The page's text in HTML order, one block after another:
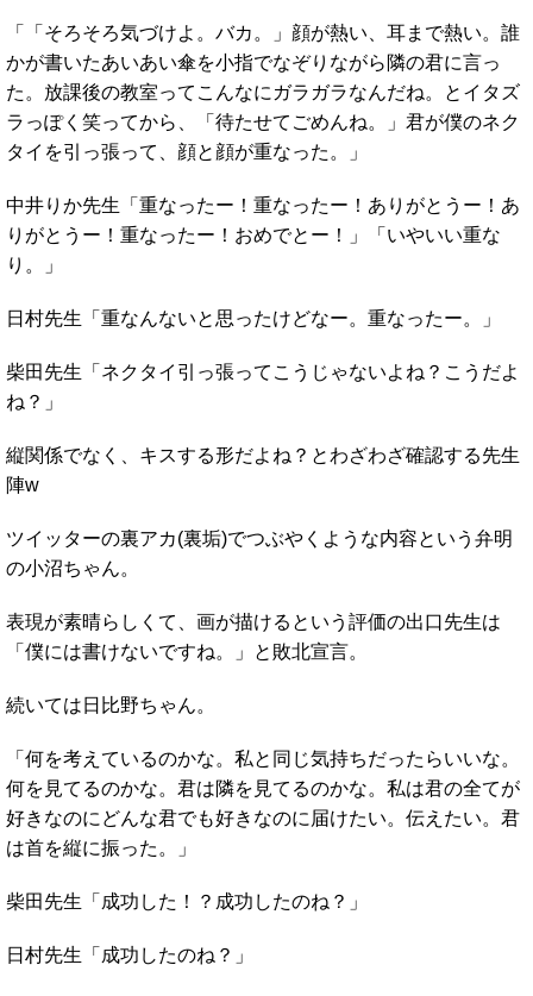
「「そろそろ気づけよ。バカ。」顔が熱い、耳まで熱い。誰
かが書いたあいあい傘を小指でなぞりながら隣の君に言っ
た。放課後の教室ってこんなにガラガラなんだね。とイタズ
ラっぽく笑ってから、「待たせてごめんね。」君が僕のネク
タイを引っ張って、顔と顔が重なった。」
中井りか先生「重なったー！重なったー！ありがとうー！あ
りがとうー！重なったー！おめでとー！」「いやいい重な
り。」
日村先生「重なんないと思ったけどなー。重なったー。」
柴田先生「ネクタイ引っ張ってこうじゃないよね？こうだよ
ね？」
縦関係でなく、キスする形だよね？とわざわざ確認する先生
陣w
ツイッターの裏アカ(裏垢)でつぶやくような内容という弁明
の小沼ちゃん。
表現が素晴らしくて、画が描けるという評価の出口先生は
「僕には書けないですね。」と敗北宣言。
続いては日比野ちゃん。
「何を考えているのかな。私と同じ気持ちだったらいいな。
何を見てるのかな。君は隣を見てるのかな。私は君の全てが
好きなのにどんな君でも好きなのに届けたい。伝えたい。君
は首を縦に振った。」
柴田先生「成功した！？成功したのね？」
日村先生「成功したのね？」